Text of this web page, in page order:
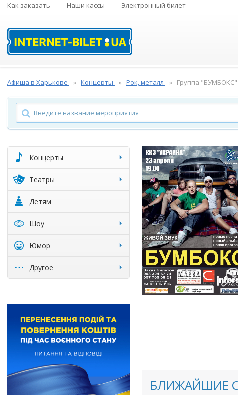
Как заказать Наши кассы Электронный билет
Афиша в Харькове Концерты Рок, металл Группа "БУМБОКС"
Концерты
Театры
Детям
Шоу
Юмор
Другое
БЛИЖАЙШИЕ